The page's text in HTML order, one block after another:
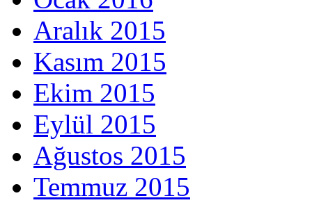
Aralık 2015
Kasım 2015
Ekim 2015
Eylül 2015
Ağustos 2015
Temmuz 2015